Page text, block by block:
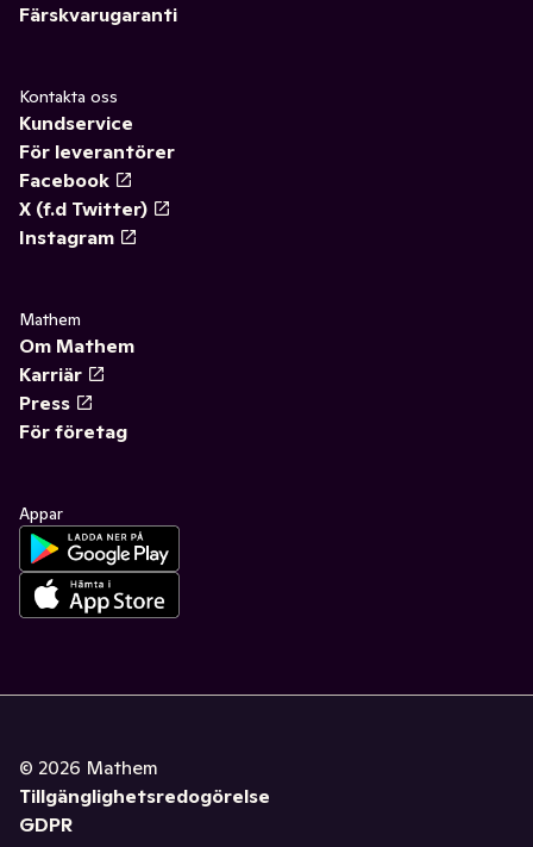
Färskvarugaranti
Kontakta oss
Kundservice
För leverantörer
Facebook
X (f.d Twitter)
Instagram
Mathem
Om Mathem
Karriär
Press
För företag
Appar
© 2026 Mathem
Tillgänglighetsredogörelse
GDPR